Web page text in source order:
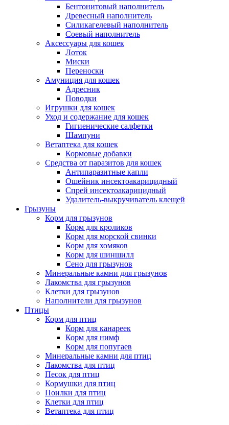
Бентонитовый наполнитель
Древесный наполнитель
Силикагелевый наполнитель
Соевый наполнитель
Аксессуары для кошек
Лоток
Миски
Переноски
Амуниция для кошек
Адресник
Поводки
Игрушки для кошек
Уход и содержание для кошек
Гигиенические салфетки
Шампуни
Ветаптека для кошек
Кормовые добавки
Средства от паразитов для кошек
Антипаразитные капли
Ошейник инсектоакарицидный
Спрей инсектоакарицидный
Удалитель-выкручиватель клещей
Грызуны
Корм для грызунов
Корм для кроликов
Корм для морской свинки
Корм для хомяков
Корм для шиншилл
Сено для грызунов
Минеральные камни для грызунов
Лакомства для грызунов
Клетки для грызунов
Наполнители для грызунов
Птицы
Корм для птиц
Корм для канареек
Корм для нимф
Корм для попугаев
Минеральные камни для птиц
Лакомства для птиц
Песок для птиц
Кормушки для птиц
Поилки для птиц
Клетки для птиц
Ветаптека для птиц